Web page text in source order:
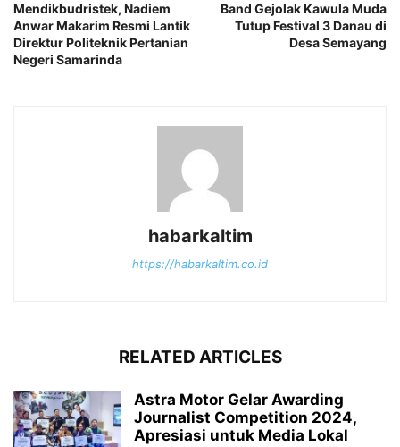
Mendikbudristek, Nadiem
Anwar Makarim Resmi Lantik
Direktur Politeknik Pertanian
Negeri Samarinda
Band Gejolak Kawula Muda
Tutup Festival 3 Danau di
Desa Semayang
habarkaltim
https://habarkaltim.co.id
RELATED ARTICLES
Astra Motor Gelar Awarding
Journalist Competition 2024,
Apresiasi untuk Media Lokal